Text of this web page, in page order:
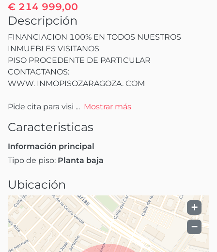
€ 214 999,00
Descripción
FINANCIACION 100% EN TODOS NUESTROS
INMUEBLES VISITANOS
PISO PROCEDENTE DE PARTICULAR
CONTACTANOS:
WWW. INMOPISOZARAGOZA. COM
Pide cita para visi ... Mostrar más
Caracteristicas
Información principal
Tipo de piso: Planta baja
Ubicación
+
−